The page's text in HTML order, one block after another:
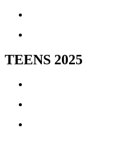
TEENS 2025